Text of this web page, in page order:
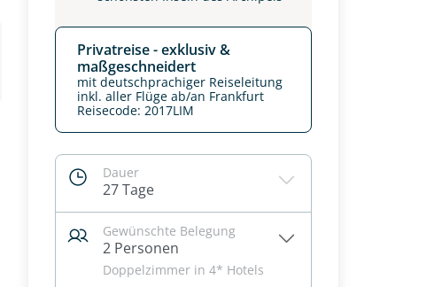
Privatreise - exklusiv &
maßgeschneidert
mit deutschprachiger Reiseleitung
inkl. aller Flüge ab/an Frankfurt
Reisecode: 2017LIM
Dauer
27 Tage
Gewünschte Belegung
2 Personen
Doppelzimmer in 4* Hotels